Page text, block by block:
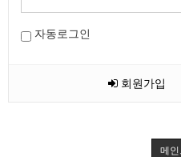
자동로그인
회원가입
메인